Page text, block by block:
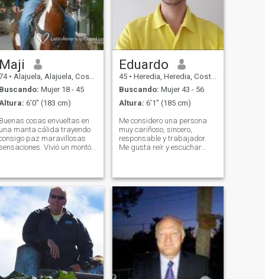
Maji
• Alajuela, Alajuela, Costa Rica
Buscando: Mujer 18 - 45
Altura: 6'0" (183 cm)
Buenas cosas envueltas en
una manta cálida trayendo
paz maravillosas
Vivió un montón
Investigo mucho en
política, historia,
ciencia, culturas. Solo me
gusta aprender mientras
de mantener una mente
abierta y no ser demasiado
obstinado. El conocimiento y
la verdad hablan por sí
mismos. Lo peor es pensar
que lo sabes todo. Me gusta
la vida fuera y en el campo, y
Eduardo
45 • Heredia, Heredia, Costa Rica
Buscando: Mujer 43 - 56
Altura: 6'1" (185 cm)
Me considero una persona
muy cariñoso, sincero,
responsable y trabajador.
Me gusta reír y escuchar
感があり、勤勉な人間だと
考えています。私は笑うこ
とと音楽を聴くことが好き
です。 I am a very loving,
sincere, responsible and
hard-working person. I love
to laugh, listen to music, play
basketball and go to the